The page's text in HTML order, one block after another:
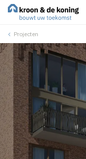
Projecten